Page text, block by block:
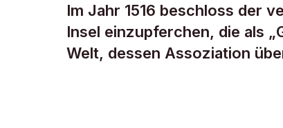
DAMALS Plus
Das
Im Jahr 1516 beschloss der
Insel einzupferchen, die als
Welt, dessen Assoziation